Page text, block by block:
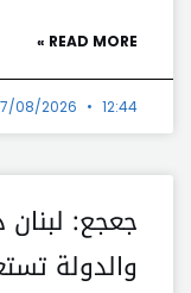
READ MORE »
08/2026 12:44 م
جعجع: لبنان
والدولة